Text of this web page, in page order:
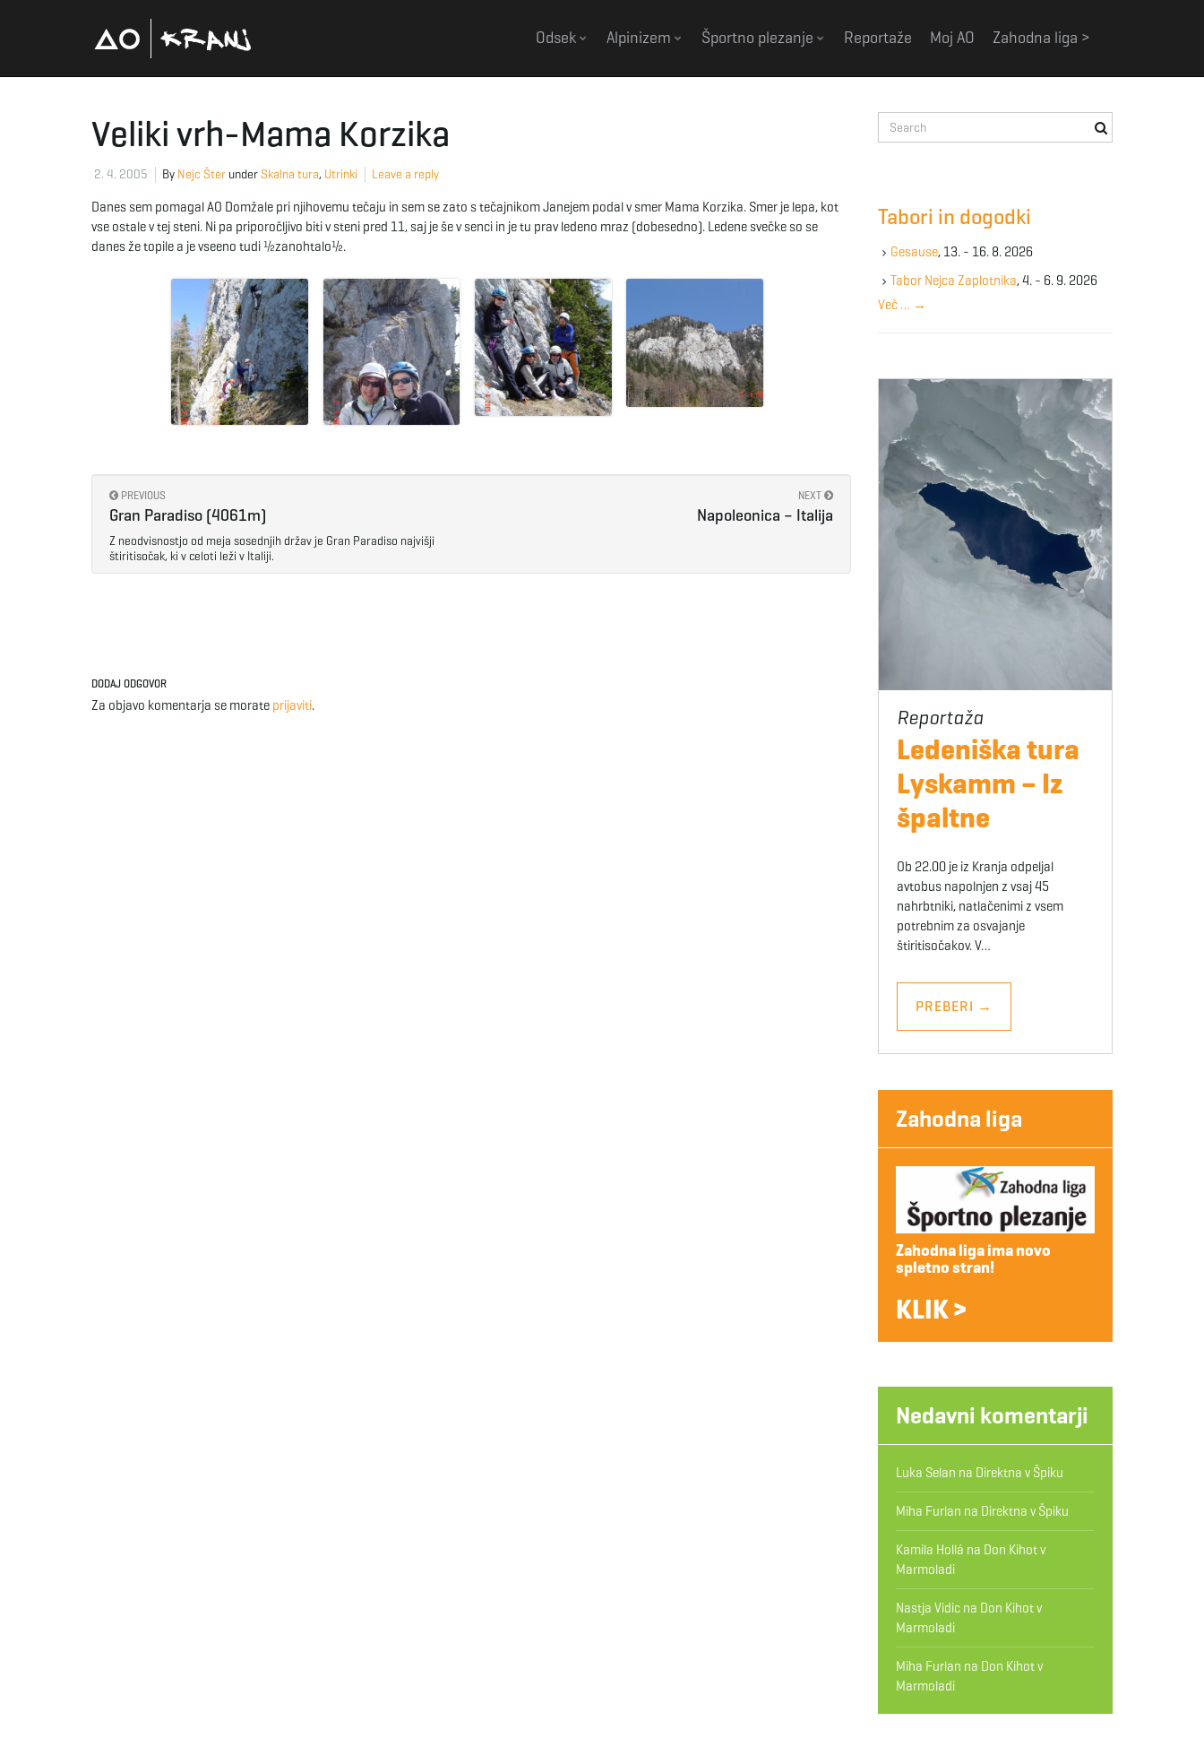
Odsek Alpinizem Športno plezanje Reportaže Moj AO Zahodna liga >
Veliki vrh-Mama Korzika
2. 4. 2005 By Nejc Šter under Skalna tura, Utrinki Leave a reply
Danes sem pomagal AO Domžale pri njihovemu tečaju in sem se zato s tečajnikom Janejem podal v smer Mama Korzika. Smer je lepa, kot
vse ostale v tej steni. Ni pa priporočljivo biti v steni pred 11, saj je še v senci in je tu prav ledeno mraz (dobesedno). Ledene svečke so se
danes že topile a je vseeno tudi ½zanohtalo½.
PREVIOUS
Gran Paradiso (4061m)
Z neodvisnostjo od meja sosednjih držav je Gran Paradiso najvišji
štiritisočak, ki v celoti leži v Italiji.
NEXT
Napoleonica – Italija
DODAJ ODGOVOR
Za objavo komentarja se morate prijaviti.
e
e
y
w
r
Tabori in dogodki
Gesause, 13. - 16. 8. 2026
Tabor Nejca Zaplotnika, 4. - 6. 9. 2026
Več … →
Ledeniška tura
Lyskamm – Iz
špaltne
Ob 22.00 je iz Kranja odpeljal
avtobus napolnjen z vsaj 45
nahrbtniki, natlačenimi z vsem
potrebnim za osvajanje
štiritisočakov. V…
PREBERI →
Zahodna liga
Zahodna liga ima novo
spletno stran!
KLIK >
Nedavni komentarji
Luka Selan na Direktna v Špiku
Miha Furlan na Direktna v Špiku
Kamila Hollá na Don Kihot v
Marmoladi
Nastja Vidicna Don Kihot v
Marmoladi
Miha Furlan na Don Kihot v
Marmoladi